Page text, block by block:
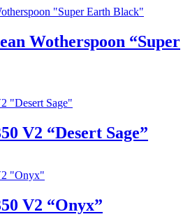
Wotherspoon “Super
V2 “Desert Sage”
V2 “Onyx”